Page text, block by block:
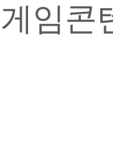
게임콘